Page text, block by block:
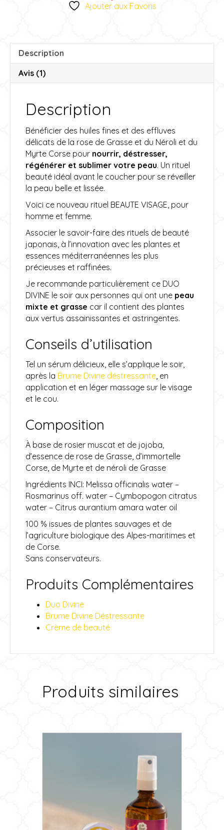
r
t
Ajouter aux Favoris
Description
Avis (1)
Description
Bénéficier des huiles fines et des effluves
délicats de la rose de Grasse et du Néroli et du
Myrte Corse pour nourrir, déstresser,
régénérer et sublimer votre peau. Un rituel
beauté idéal avant le coucher pour se réveiller
la peau belle et lissée.
Voici ce nouveau rituel BEAUTE VISAGE, pour
homme et femme.
Associer le savoir-faire des rituels de beauté
japonais, à l’innovation avec les plantes et
essences méditerranéennes les plus
précieuses et raffinées.
Je recommande particulièrement ce DUO
DIVINE le soir aux personnes qui ont une peau
mixte et grasse car il contient des plantes
aux vertus assainissantes et astringentes.
Conseils d’utilisation
Tel un sérum délicieux, elle s’applique le soir,
après la Brume Divine déstressante , en
application et en léger massage sur le visage
et le cou.
Composition
À base de rosier muscat et de jojoba,
d’essence de rose de Grasse, d’immortelle
Corse, de Myrte et de néroli de Grasse
Ingrédients INCI: Melissa officinalis water –
Rosmarinus off. water – Cymbopogon citratus
water – Citrus aurantium amara water oil
100 % issues de plantes sauvages et de
l’agriculture biologique des Alpes-maritimes et
de Corse.
Sans conservateurs.
Produits Complémentaires
Duo Divine
Brume Divine Déstressante
Crème de beauté
Produits similaires